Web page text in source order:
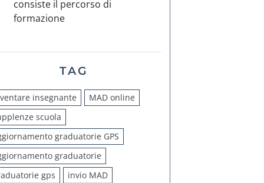
consiste il percorso di
formazione
TAG
insegnante
MAD online
scuola
graduatorie GPS
graduatorie
gps
invio MAD